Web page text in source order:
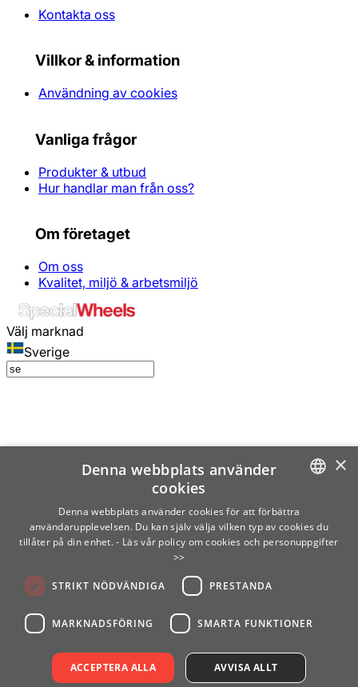
Kontakta oss
Villkor & information
Användning av cookies
Vanliga frågor
Produkter & utbud
Hur handlar man från oss?
Om företaget
Om oss
Kvalitet, miljö & arbetsmiljö
Välj marknad
Sverige
SWEDISH
×
Denna webbplats använder
cookies
Denna webbplats använder cookies för att förbättra
användarupplevelsen. Du kan själv välja vilken typ av cookies du
tillåter på din enhet. - Läs vår policy om cookies och personuppgifter
>>
STRIKT NÖDVÄNDIGA PRESTANDA
MARKNADSFÖRING SMARTA FUNKTIONER
ACCEPTERA ALLA AVVISA ALLT